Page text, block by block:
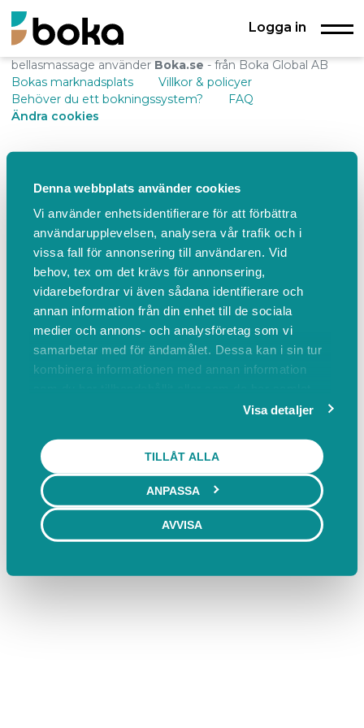
Denna webbplats använder cookies
Vi använder enhetsidentifierare för att förbättra
användarupplevelsen, analysera vår trafik och i
vissa fall för annonsering till användaren. Vid
behov, tex om det krävs för annonsering,
vidarebefordrar vi även sådana identifierare och
annan information från din enhet till de sociala
medier och annons- och analysföretag som vi
samarbetar med för ändamålet. Dessa kan i sin tur
kombinera informationen med annan information
Visa detaljer
TILLÅT ALLA
ANPASSA
AVVISA
Logga in
bellasmassage använder Boka.se - från Boka Global AB
Bokas marknadsplats
Villkor & policyer
Behöver du ett bokningssystem?
FAQ
Ändra cookies